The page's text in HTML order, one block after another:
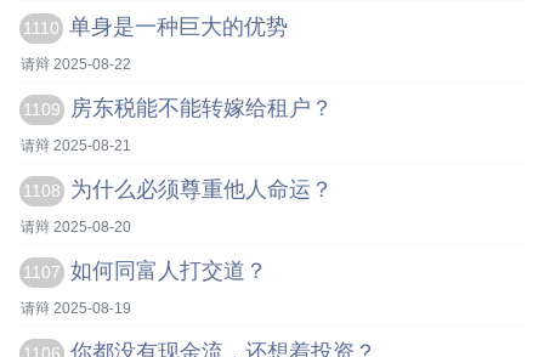
1110 单身是一种巨大的优势
请辩 2025-08-22
1109 房东税能不能转嫁给租户？
请辩 2025-08-21
1108 为什么必须尊重他人命运？
请辩 2025-08-20
1107 如何同富人打交道？
请辩 2025-08-19